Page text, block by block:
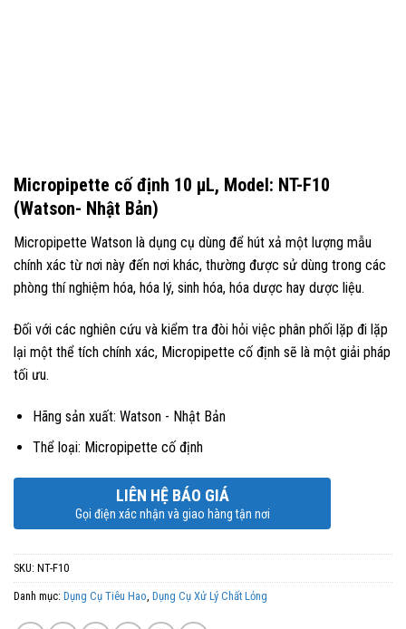
Micropipette cố định 10 µL, Model: NT-F10
(Watson- Nhật Bản)
Micropipette Watson là dụng cụ dùng để hút xả một lượng mẫu
chính xác từ nơi này đến nơi khác, thường được sử dùng trong các
phòng thí nghiệm hóa, hóa lý, sinh hóa, hóa dược hay dược liệu.
Đối với các nghiên cứu và kiểm tra đòi hỏi việc phân phối lặp đi lặp
lại một thể tích chính xác, Micropipette cố định sẽ là một giải pháp
tối ưu.
Hãng sản xuất: Watson - Nhật Bản
Thể loại: Micropipette cố định
LIÊN HỆ BÁO GIÁ
Gọi điện xác nhận và giao hàng tận nơi
SKU: NT-F10
Danh mục: Dụng Cụ Tiêu Hao Dụng Cụ Xử Lý Chất Lỏng